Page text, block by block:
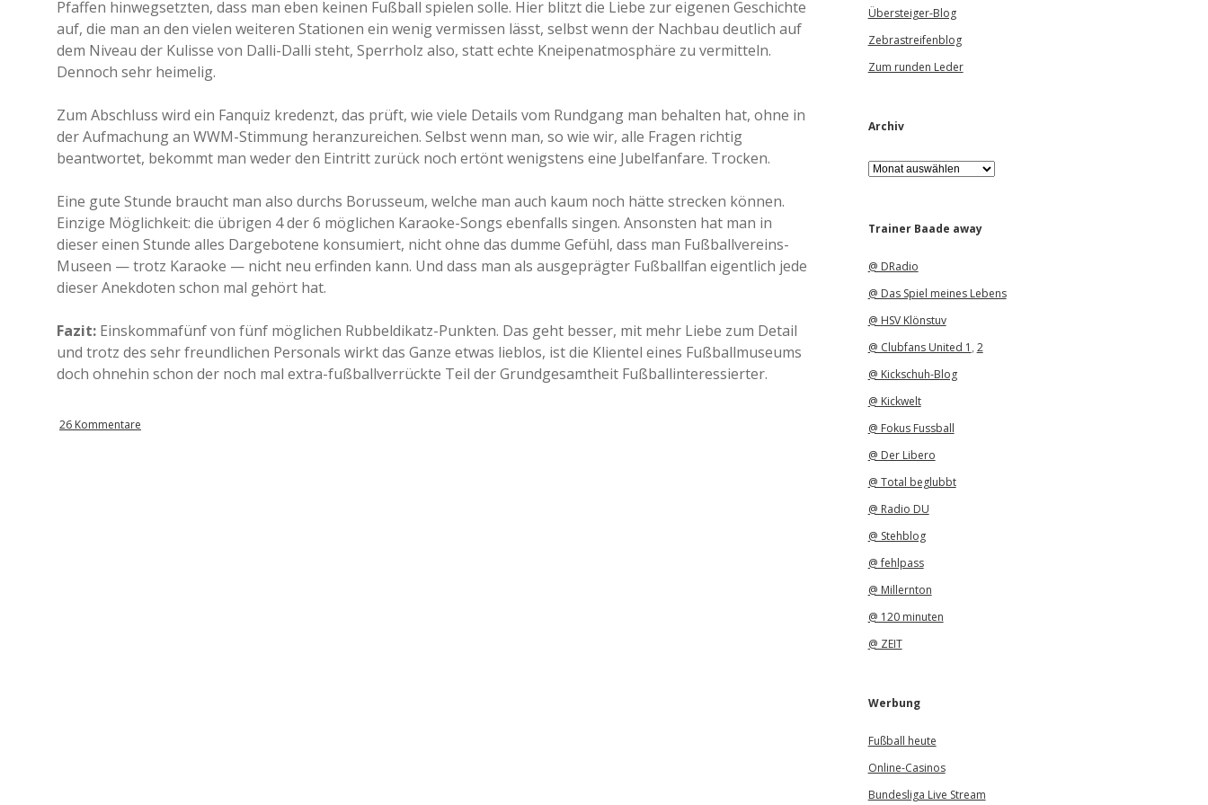
Pfaffen hinwegsetzten, dass man eben keinen Fußball spielen solle. Hier blitzt die Liebe zur eigenen Geschichte
auf, die man an den vielen weiteren Stationen ein wenig vermissen lässt, selbst wenn der Nachbau deutlich auf
dem Niveau der Kulisse von Dalli-Dalli steht, Sperrholz also, statt echte Kneipenatmosphäre zu vermitteln.
Dennoch sehr heimelig.
Zum Abschluss wird ein Fanquiz kredenzt, das prüft, wie viele Details vom Rundgang man behalten hat, ohne in
der Aufmachung an WWM-Stimmung heranzureichen. Selbst wenn man, so wie wir, alle Fragen richtig
beantwortet, bekommt man weder den Eintritt zurück noch ertönt wenigstens eine Jubelfanfare. Trocken.
Eine gute Stunde braucht man also durchs Borusseum, welche man auch kaum noch hätte strecken können.
Einzige Möglichkeit: die übrigen 4 der 6 möglichen Karaoke-Songs ebenfalls singen. Ansonsten hat man in
dieser einen Stunde alles Dargebotene konsumiert, nicht ohne das dumme Gefühl, dass man Fußballvereins-
Museen — trotz Karaoke — nicht neu erfinden kann. Und dass man als ausgeprägter Fußballfan eigentlich jede
dieser Anekdoten schon mal gehört hat.
Fazit: Einskommafünf von fünf möglichen Rubbeldikatz-Punkten. Das geht besser, mit mehr Liebe zum Detail
und trotz des sehr freundlichen Personals wirkt das Ganze etwas lieblos, ist die Klientel eines Fußballmuseums
doch ohnehin schon der noch mal extra-fußballverrückte Teil der Grundgesamtheit Fußballinteressierter.
26 Kommentare
Übersteiger-Blog
Zebrastreifenblog
Zum runden Leder
Archiv
A
r
iTrainer Baade away
@ DRadio
@ Das Spiel meines Lebens
@ HSV Klönstuv
@ Clubfans United 1 , 2
@ Kickschuh-Blog
@ Kickwelt
@ Fokus Fussball
@ Der Libero
@ Total beglubbt
@ Radio DU
@ Stehblog
@ fehlpass
@ Millernton
@ 120 minuten
@ ZEIT
Werbung
Fußball heute
Online-Casinos
Bundesliga Live Stream